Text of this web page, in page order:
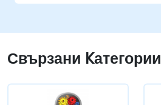
Свързани Kатегории